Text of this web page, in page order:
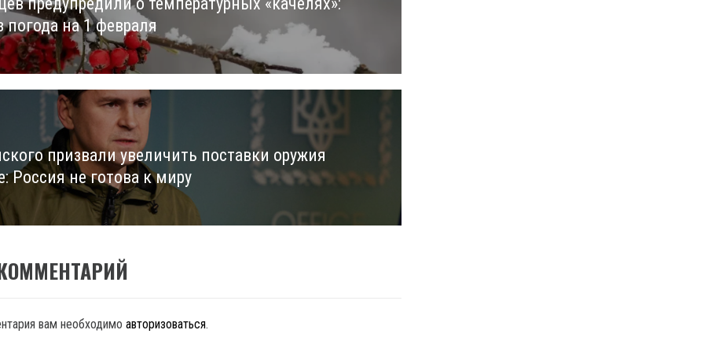
погода на 1 февраля
призвали увеличить поставки оружия
Россия не готова к миру
вам необходимо авторизоваться.